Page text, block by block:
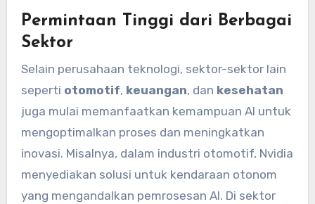
Permintaan Tinggi dari Berbagai
Sektor
Selain perusahaan teknologi, sektor-sektor lain
seperti otomotif, keuangan, dan kesehatan
juga mulai memanfaatkan kemampuan AI untuk
mengoptimalkan proses dan meningkatkan
inovasi. Misalnya, dalam industri otomotif, Nvidia
menyediakan solusi untuk kendaraan otonom
yang mengandalkan pemrosesan AI. Di sektor